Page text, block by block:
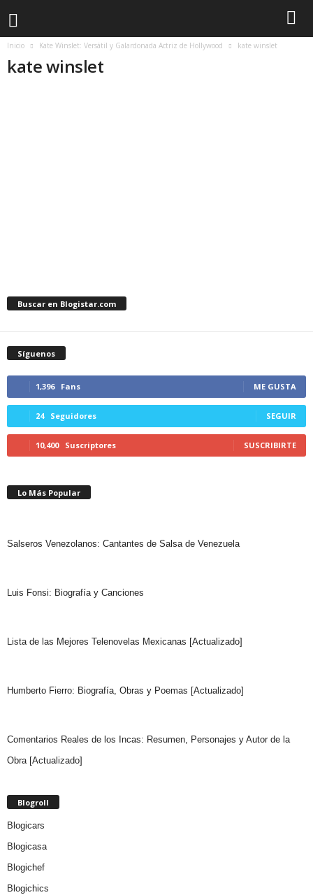
Inicio Kate Winslet: Versátil y Galardonada Actriz de Hollywood kate winslet
kate winslet
Buscar en Blogistar.com
Síguenos
1,396 Fans ME GUSTA
24 Seguidores SEGUIR
10,400 Suscriptores SUSCRIBIRTE
Lo Más Popular
Salseros Venezolanos: Cantantes de Salsa de Venezuela
Luis Fonsi: Biografía y Canciones
Lista de las Mejores Telenovelas Mexicanas [Actualizado]
Humberto Fierro: Biografía, Obras y Poemas [Actualizado]
Comentarios Reales de los Incas: Resumen, Personajes y Autor de la
Obra [Actualizado]
Blogroll
Blogicars
Blogicasa
Blogichef
Blogichics